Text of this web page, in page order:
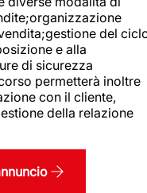
del
e alla
di sicurezza
permetterà inoltre
con il cliente,
della relazione